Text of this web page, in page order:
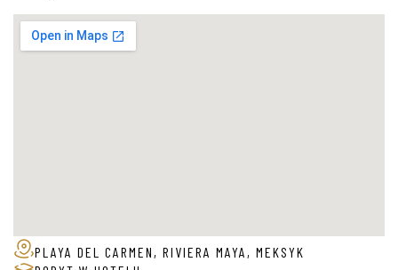
PLAYA DEL CARMEN, RIVIERA MAYA, MEKSYK